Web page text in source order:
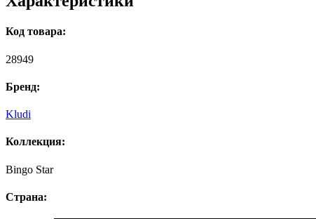
Код товара:
28949
Бренд:
Kludi
Коллекция:
Bingo Star
Страна: